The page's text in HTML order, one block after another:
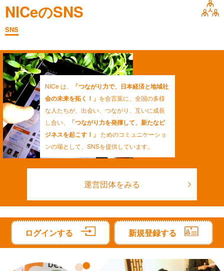
NICeのSNS
SNS
NICe は、
「つながり力で、日本経済と地域社
会の未来を拓く！」 を合言葉に、全国の多様
な人たちが、出会い、つながり、互いに成長
し合い、
「つながり力を発揮して、新たなビ
ジネスを起こす！」 ためのコミュニケーショ
ンの場として、SNSを提供しています。
運営団体をみる
ログインする 新規登録する